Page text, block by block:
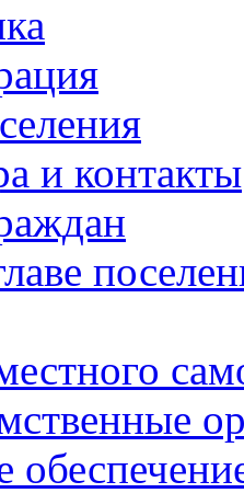
и контакты